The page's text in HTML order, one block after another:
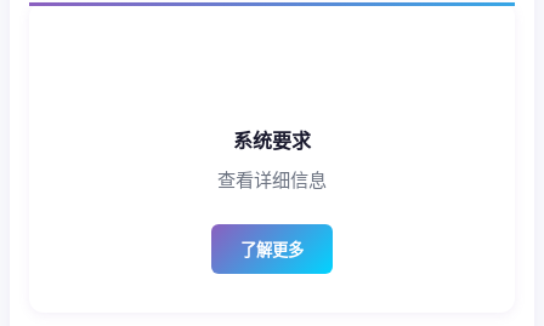
系统要求
查看详细信息
了解更多